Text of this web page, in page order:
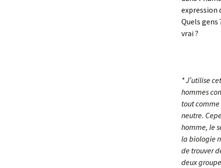
expression
Quels gens
vrai ?
* J’utilise
hommes
tout comme
neutre.
homme, le
la biologie
de trouver
deux